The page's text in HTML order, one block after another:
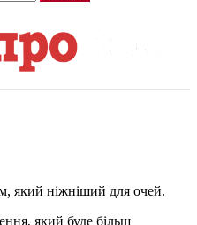
який ніжніший для очей.
який буде більш